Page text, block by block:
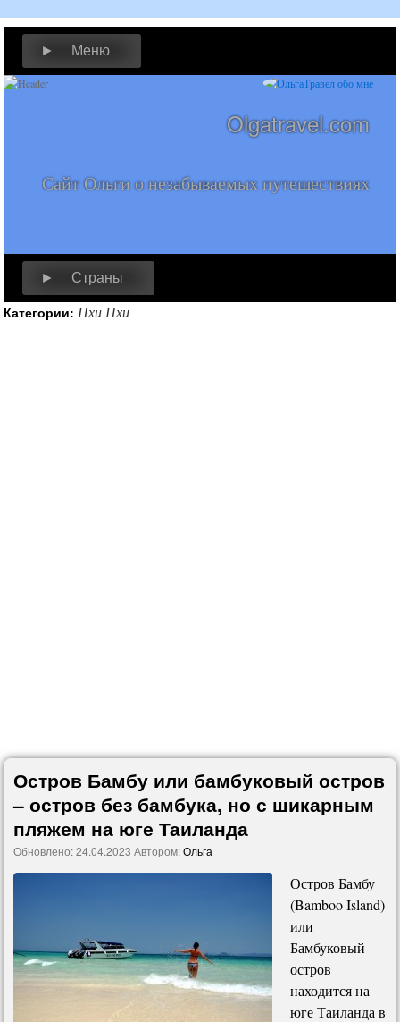
► Меню
Olgatravel.com
Сайт Ольги о незабываемых путешествиях
► Страны
Категории: Пхи Пхи
Остров Бамбу или бамбуковый остров
– остров без бамбука, но с шикарным
пляжем на юге Таиланда
Обновлено:24.04.2023 Автором:Ольга
Остров Бамбу
(Bamboo Island)
или
Бамбуковый
остров
находится на
юге Таиланда в